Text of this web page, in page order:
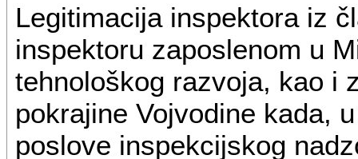
Legitimacija inspektora iz
inspektoru zaposlenom u
tehnološkog razvoja, kao i
pokrajine Vojvodine kada,
poslove inspekcijskog